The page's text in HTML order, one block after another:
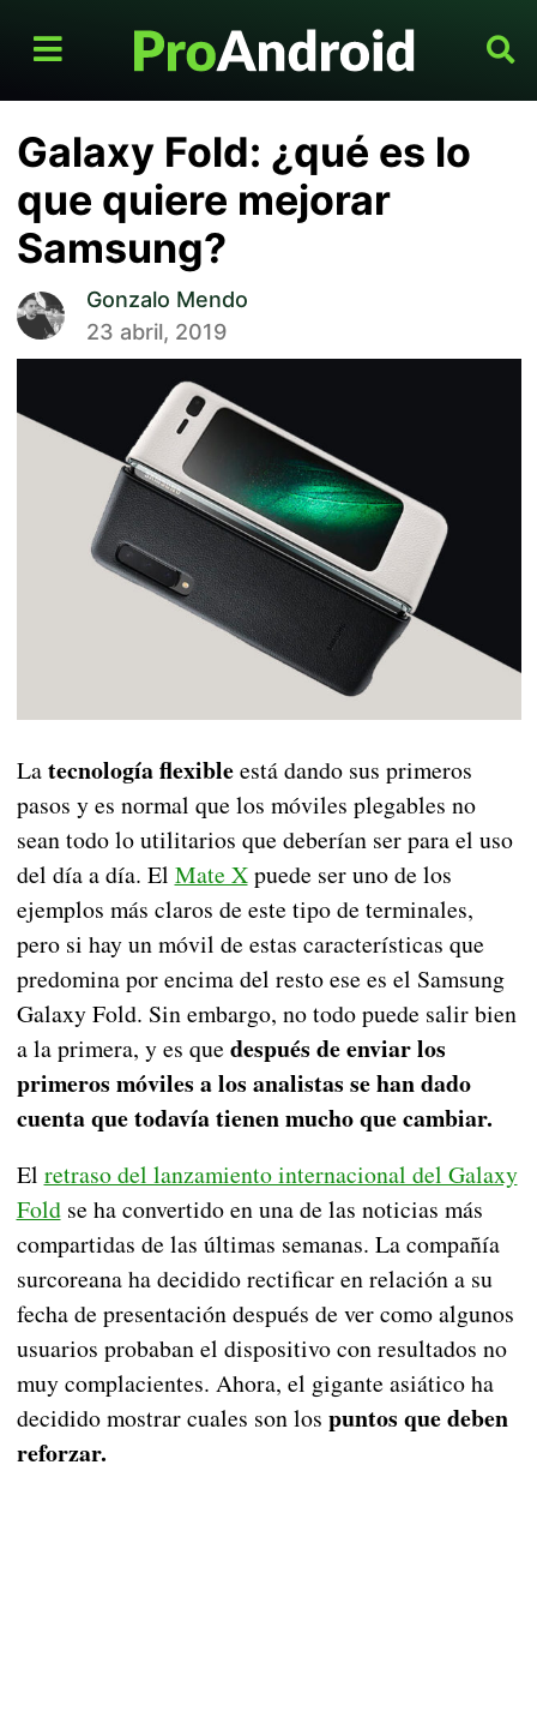
Galaxy Fold: ¿qué es lo
que quiere mejorar
Samsung?
Gonzalo Mendo
23 abril, 2019
Latecnología flexibleestá dando sus primeros
pasos y es normal que los móviles plegables no
sean todo lo utilitarios que deberían ser para el uso
del día a día. El Mate Xpuede ser uno de los
ejemplos más claros de este tipo de terminales,
pero si hay un móvil de estas características que
predomina por encima del resto ese es el Samsung
Galaxy Fold. Sin embargo, no todo puede salir bien
a la primera, y es que después de enviar los
primeros móviles a los analistas se han dado
cuenta que todavía tienen mucho que cambiar.
El retraso del lanzamiento internacional del Galaxy
Foldse ha convertido en una de las noticias más
compartidas de las últimas semanas. La compañía
surcoreana ha decidido rectificar en relación a su
fecha de presentación después de ver como algunos
usuarios probaban el dispositivo con resultados no
muy complacientes. Ahora, el gigante asiático ha
decidido mostrar cuales son los puntos que deben
reforzar.